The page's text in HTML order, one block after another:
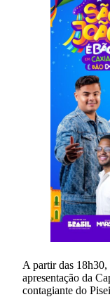
A partir das 18h30,
apresentação da
contagiante do